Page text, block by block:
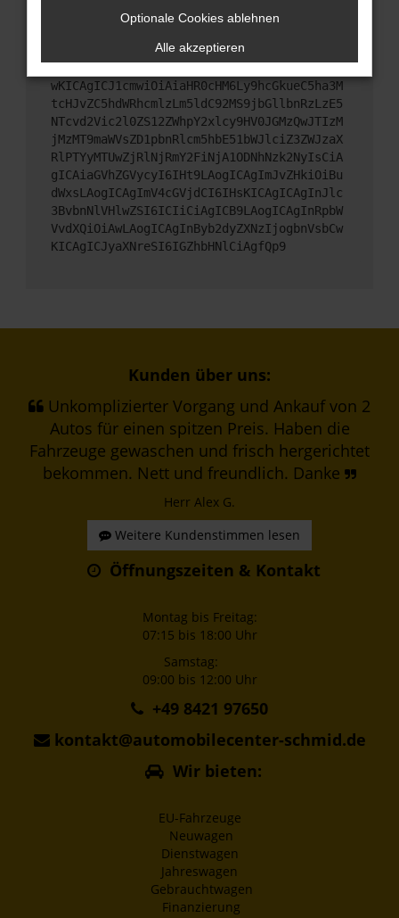
unterstützen:
ewogICJuYW1lIjogIk5ldHdvcmtFcnJvciIsCiAgI
mNvbmZpZyI6IHsKICAgICJtZXRob2QiOiAiR0VUIi
wKICAgICJ1cmwiOiAiaHR0cHM6Ly9hcGkueC5ha3M
tcHJvZC5hdWRhcmlzLm5ldC92MS9jbGllbnRzLzE5
NTcvd2Vic2l0ZS12ZWhpY2xlcy9HV0JGMzQwJTIzM
jMzMT9maWVsZD1pbnRlcm5hbE51bWJlciZ3ZWJzaX
RlPTYyMTUwZjRlNjRmY2FiNjA1ODNhNzk2NyIsCiA
gICAiaGVhZGVycyI6IHt9LAogICAgImJvZHkiOiBu
dWxsLAogICAgImV4cGVjdCI6IHsKICAgICAgInJlc
3BvbnNlVHlwZSI6ICIiCiAgICB9LAogICAgInRpbW
VvdXQiOiAwLAogICAgInByb2dyZXNzIjogbnVsbCw
KICAgICJyaXNreSI6IGZhbHNlCiAgfQp9
Kunden über uns:
Unkomplizierter Vorgang und Ankauf von 2
Autos für einen spitzen Preis. Haben die
Fahrzeuge gewaschen und frisch hergerichtet
bekommen. Nett und freundlich. Danke
Herr Alex G.
Weitere Kundenstimmen lesen
Öffnungszeiten & Kontakt
Montag bis Freitag:
07:15 bis 18:00 Uhr
Samstag:
09:00 bis 12:00 Uhr
+49 8421 97650
kontakt@automobilecenter-schmid.de
Wir bieten:
EU-Fahrzeuge
Neuwagen
Dienstwagen
Jahreswagen
Gebrauchtwagen
Finanzierung
Optionale Cookies ablehnen
Alle akzeptieren